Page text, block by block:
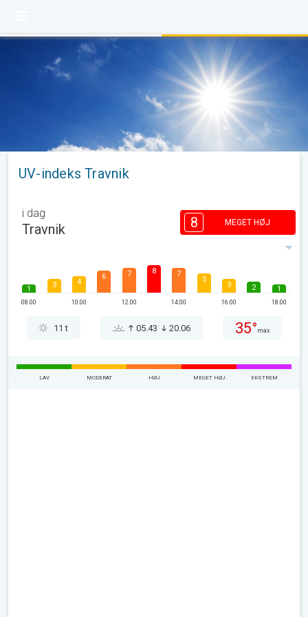
UV-indeks Travnik
i dag
Travnik 8 MEGET HØJ
1
08.00
3 4
10.00
6 7
12.00
8 7
14.00
5
3
16.00
2 1
18.00
11 t 05.43 20.06 35° max
LAV MODERAT HØJ MEGET HØJ EKSTREM